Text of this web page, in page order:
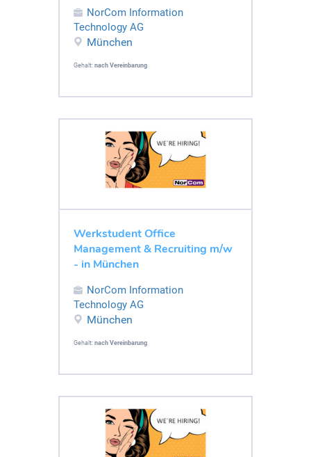
NorCom Information
Technology AG
München
Gehalt: nach Vereinbarung
Werkstudent Office
Management & Recruiting m/w
- in München
NorCom Information
Technology AG
München
Gehalt: nach Vereinbarung